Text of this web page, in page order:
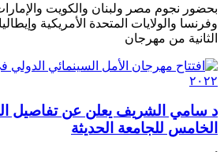
بحضور نجوم مصر ولبنان والكويت
وفرنسا والولايات المتحدة الأمريكية
الثانية من مهرجان
د سامي الشريف يعلن عن تفاصيل
الخامس للجامعة الحديثة